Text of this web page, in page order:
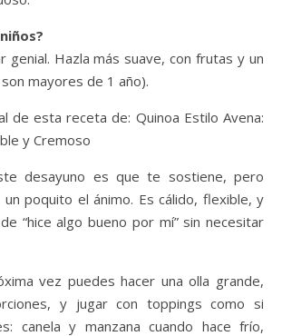
genial. Hazla más suave, con frutas y un
mayores de 1 año).
de esta receta de: Quinoa Estilo Avena:
y Cremoso
desayuno es que te sostiene, pero
poquito el ánimo. Es cálido, flexible, y
“hice algo bueno por mí” sin necesitar
vez puedes hacer una olla grande,
y jugar con toppings como si
canela y manzana cuando hace frío,